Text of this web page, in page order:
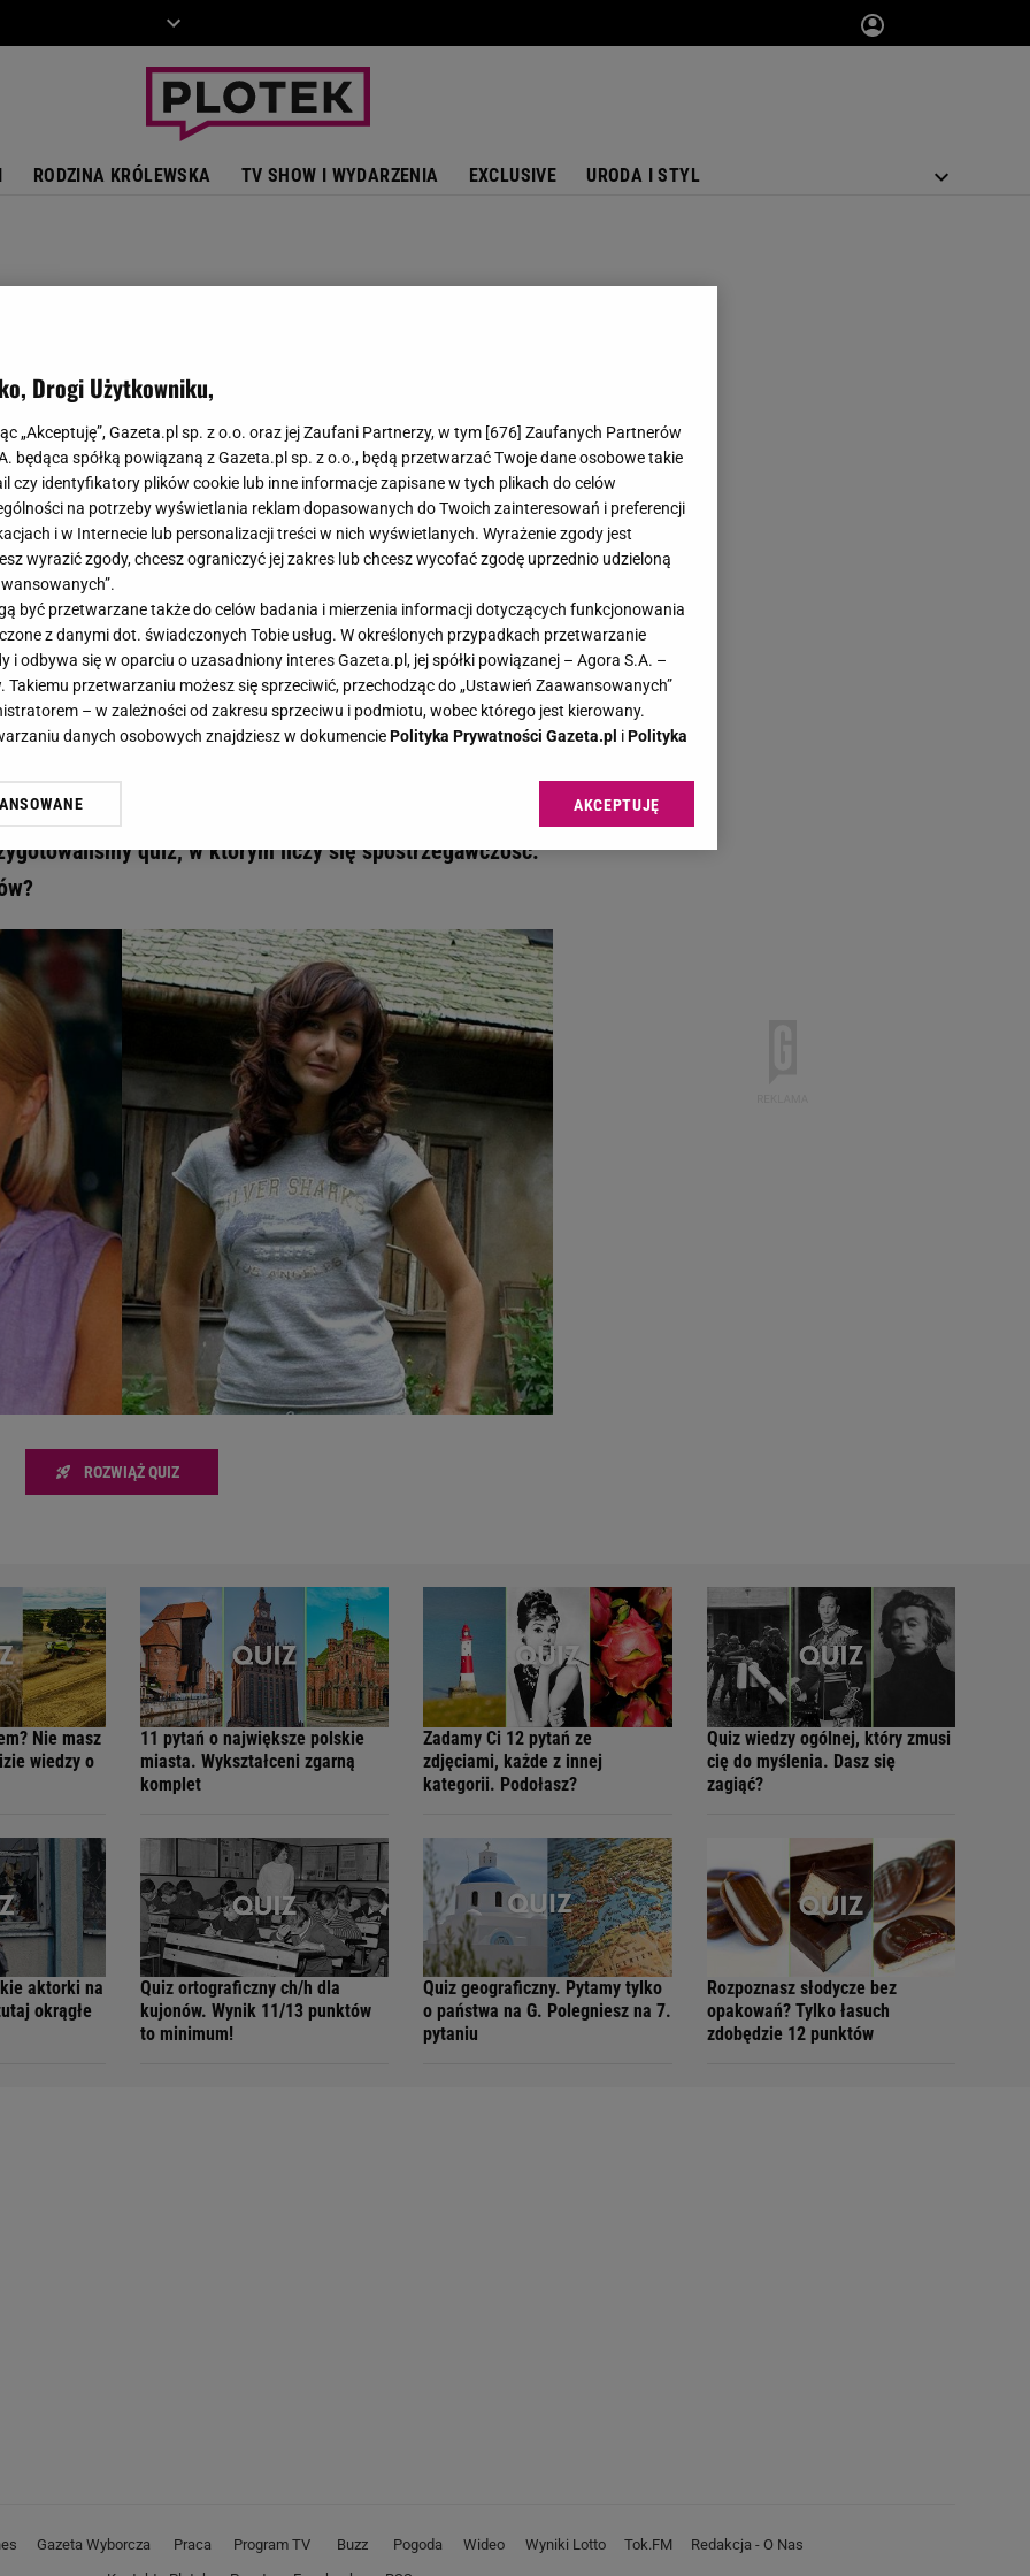
RODZINA KRÓLEWSKA TV SHOW I WYDARZENIA EXCLUSIVE URODA I STYL
twarzy? Sprawdź, czy rozpoznasz aktorki na zdjęciach. 9/11 to minimum! - Gazeta.pl
do twarzy? Sprawdź, czy
zdjęciach. 9/11 to minimum!
i bez problemu rozpoznasz gwiazdy polskiego kina
quiz, w którym liczy się spostrzegawczość.
ROZWIĄŻ QUIZ
Nie masz
wiedzy o
11 pytań o największe polskie
miasta. Wykształceni zgarną
komplet
Zadamy Ci 12 pytań ze
zdjęciami, każde z innej
kategorii. Podołasz?
Quiz wiedzy ogólnej, który zmusi
cię do myślenia. Dasz się
zagiąć?
aktorki na
okrągłe
Quiz ortograficzny ch/h dla
kujonów. Wynik 11/13 punktów
to minimum!
Quiz geograficzny. Pytamy tylko
o państwa na G. Polegniesz na 7.
pytaniu
Rozpoznasz słodycze bez
opakowań? Tylko łasuch
zdobędzie 12 punktów
Gazeta Wyborcza Praca Program TV Buzz Pogoda Wideo Wyniki Lotto Tok.FM
Redakcja - O Nas
Drogi Użytkowniku,
„Akceptuję”, Gazeta.pl sp. z o.o. oraz jej Zaufani Partnerzy, w tym [676] Zaufanych Partnerów
będąca spółką powiązaną z Gazeta.pl sp. z o.o., będą przetwarzać Twoje dane osobowe takie
czy identyfikatory plików cookie lub inne informacje zapisane w tych plikach do celów
na potrzeby wyświetlania reklam dopasowanych do Twoich zainteresowań i preferencji
i w Internecie lub personalizacji treści w nich wyświetlanych. Wyrażenie zgody jest
wyrazić zgody, chcesz ograniczyć jej zakres lub chcesz wycofać zgodę uprzednio udzieloną
być przetwarzane także do celów badania i mierzenia informacji dotyczących funkcjonowania
z danymi dot. świadczonych Tobie usług. W określonych przypadkach przetwarzanie
i odbywa się w oparciu o uzasadniony interes Gazeta.pl, jej spółki powiązanej – Agora S.A. –
Takiemu przetwarzaniu możesz się sprzeciwić, przechodząc do „Ustawień Zaawansowanych”
– w zależności od zakresu sprzeciwu i podmiotu, wobec którego jest kierowany.
danych osobowych znajdziesz w dokumenciePolityka Prywatności Gazeta.pl iPolityka
też zgodę na zainstalowanie i przechowywanie plików cookie Gazeta.pl sp. z o.o., jej
narzędzie do zarządzania twoimi preferencjami dot. przetwarzania danych poprzez
” w stopce serwisu i przechodząc do „Ustawień Zaawansowanych”. Zmiana ustawień
i Agora S.A. możemy przetwarzać dane osobowe w następujących celach:
geolokalizacyjnych. Aktywne skanowanie charakterystyki urządzenia do celów identyfikacji.
na urządzeniu lub dostęp do nich. Spersonalizowane reklamy i treści, pomiar reklam i treści,
usług.
Lista Zaufanych Partnerów
AKCEPTUJĘ